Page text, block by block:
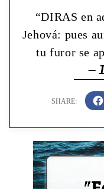
“DIRAS en
Jehová: pues
tu furor se
—